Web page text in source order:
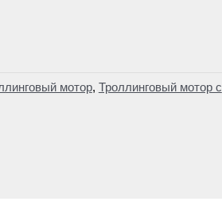
мотор, Троллинговый мотор с